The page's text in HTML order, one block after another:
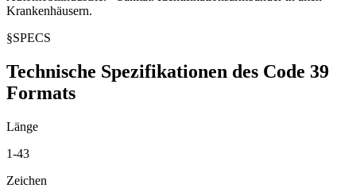
Krankenhäusern.
§SPECS
Technische Spezifikationen des Code 39
Formats
Länge
1-43
Zeichen